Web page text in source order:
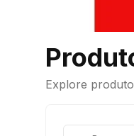
Explore